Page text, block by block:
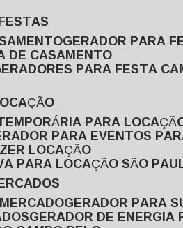
GERADOR PARA
DE CASAMENTO
GERADORES PARA FESTA
PARA
PARA EVENTOS
LOCAÇÃO
PARA LOCAÇÃO SÃO
GERADOR PARA
GERADOR DE